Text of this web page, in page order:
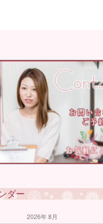
ダー
2026年 8月